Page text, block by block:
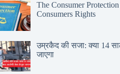
The Consumer
Consumers Rights
उम्रकैद की सजा: क्या 14
जाएगा